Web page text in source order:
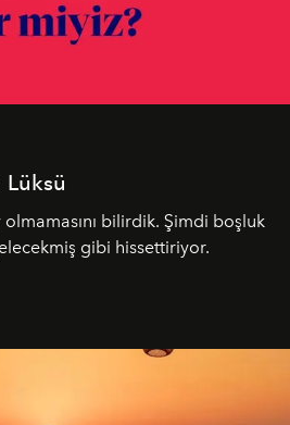
Lüksü
bilirdik. Şimdi boşluk
gibi hissettiriyor.